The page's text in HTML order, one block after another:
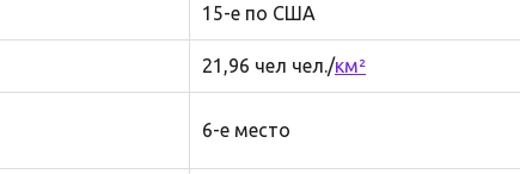
15-е по США
21,96 чел чел./км²
6-е место